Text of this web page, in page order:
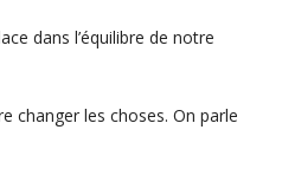
dans l’équilibre de notre
changer les choses. On parle